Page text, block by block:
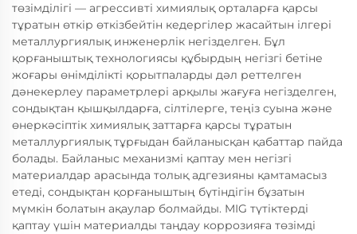
төзімділігі — агрессивті химиялық орталарға қарсы
тұратын өткір өткізбейтін кедергілер жасайтын ілгері
металлургиялық инженерлік негізделген. Бұл
қорғаныштық технологиясы құбырдың негізгі бетіне
жоғары өнімділікті қорытпаларды дәл реттелген
дәнекерлеу параметрлері арқылы жағуға негізделген,
сондықтан қышқылдарға, сілтілерге, теңіз суына және
өнеркәсіптік химиялық заттарға қарсы тұратын
металлургиялық тұрғыдан байланысқан қабаттар пайда
болады. Байланыс механизмі қаптау мен негізгі
материалдар арасында толық адгезияны қамтамасыз
етеді, сондықтан қорғаныштың бүтіндігін бұзатын
мүмкін болатын ақаулар болмайды. MIG түтіктерді
қаптау үшін материалды таңдау коррозияға төзімді